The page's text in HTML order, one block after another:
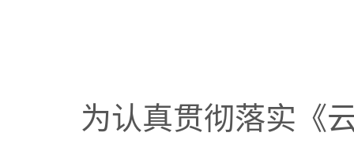
为认真贯彻落实《